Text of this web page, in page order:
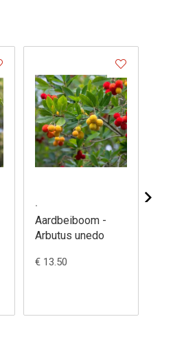
.
Aardbeiboom -
Arbutus unedo
€ 13.50